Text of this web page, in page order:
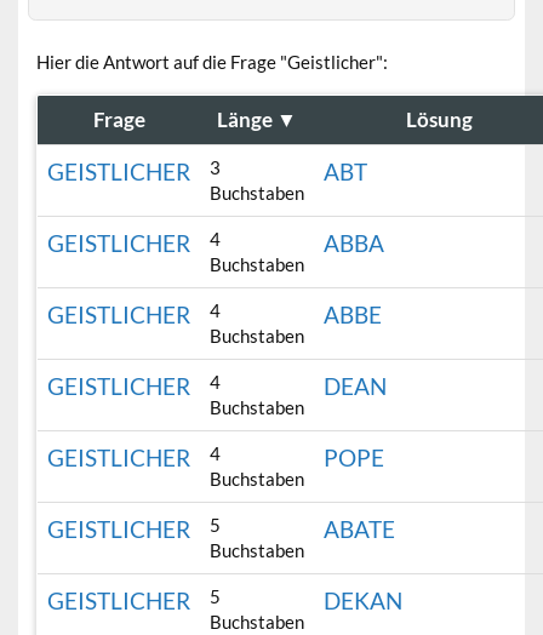
Hier die Antwort auf die Frage "Geistlicher":
Frage Länge ▼ Lösung
GEISTLICHER
3
Buchstaben
ABT
GEISTLICHER
4
Buchstaben
ABBA
GEISTLICHER
4
Buchstaben
ABBE
GEISTLICHER
4
Buchstaben
DEAN
GEISTLICHER
4
Buchstaben
POPE
GEISTLICHER
5
Buchstaben
ABATE
GEISTLICHER
5
Buchstaben
DEKAN